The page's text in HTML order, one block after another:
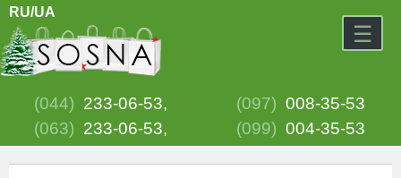
×
☰
RU/UA
(044) 233-06-53, (097) 008-35-53
(063) 233-06-53, (099) 004-35-53